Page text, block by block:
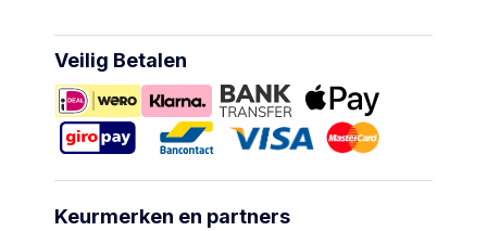
Veilig Betalen
Keurmerken en partners